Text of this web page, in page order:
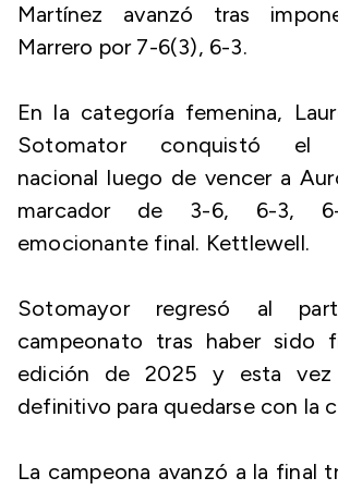
Martínez avanzó tras
Marrero por 7-6(3), 6-3.
En la categoría femenina,
Sotomator conquistó el
nacional luego de vencer a
marcador de 3-6, 6-3,
emocionante final. Kettlewell.
Sotomayor regresó al
campeonato tras haber sido
edición de 2025 y esta
definitivo para quedarse con la
La campeona avanzó a la final